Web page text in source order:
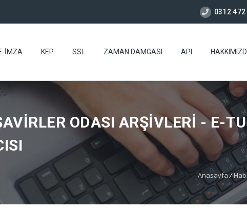
0312 472
İMZA KEP SSL ZAMAN DAMGASI API
ODASI ARŞIVLERI - E-
Anasayfa/